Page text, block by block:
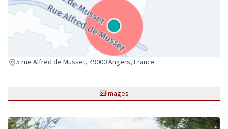
5 rue Alfred de Musset, 49000 Angers, France
(Lien externe)
Images